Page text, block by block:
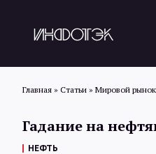
Главная » Статьи » Мировой рынок
Гадание на
НЕФТЬ